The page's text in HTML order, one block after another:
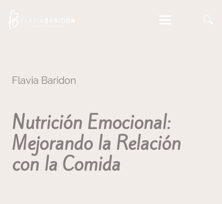
Flavia Baridon
Nutrición Emocional:
Mejorando la Relación
con la Comida